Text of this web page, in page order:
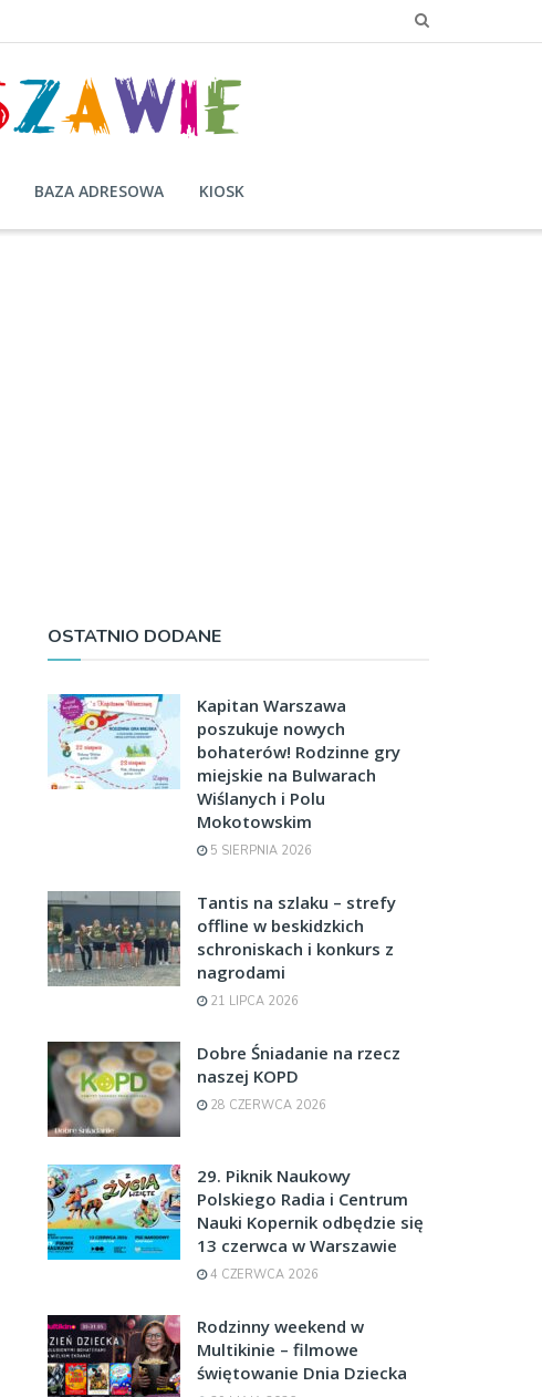
BAZA ADRESOWA KIOSK
OSTATNIO DODANE
Kapitan Warszawa
poszukuje nowych
bohaterów! Rodzinne gry
miejskie na Bulwarach
Wiślanych i Polu
Mokotowskim
5 SIERPNIA 2026
Tantis na szlaku – strefy
offline w beskidzkich
schroniskach i konkurs z
nagrodami
21 LIPCA 2026
Dobre Śniadanie na rzecz
naszej KOPD
28 CZERWCA 2026
29. Piknik Naukowy
Polskiego Radia i Centrum
Nauki Kopernik odbędzie się
13 czerwca w Warszawie
4 CZERWCA 2026
Rodzinny weekend w
Multikinie – filmowe
świętowanie Dnia Dziecka